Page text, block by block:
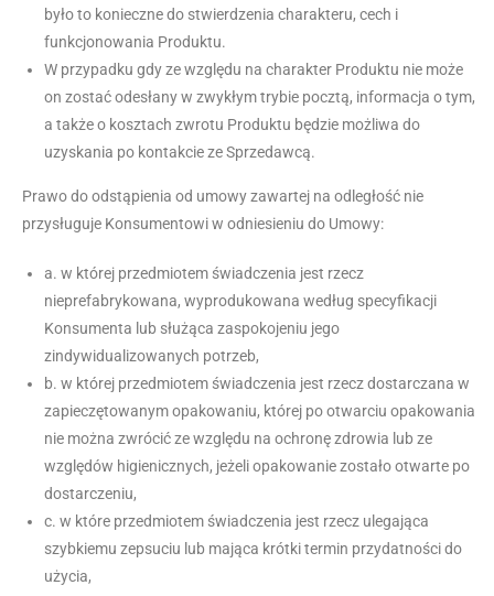
było to konieczne do stwierdzenia charakteru, cech i
funkcjonowania Produktu.
W przypadku gdy ze względu na charakter Produktu nie może
on zostać odesłany w zwykłym trybie pocztą, informacja o tym,
a także o kosztach zwrotu Produktu będzie możliwa do
uzyskania po kontakcie ze Sprzedawcą.
Prawo do odstąpienia od umowy zawartej na odległość nie
przysługuje Konsumentowi w odniesieniu do Umowy:
a. w której przedmiotem świadczenia jest rzecz
nieprefabrykowana, wyprodukowana według specyfikacji
Konsumenta lub służąca zaspokojeniu jego
zindywidualizowanych potrzeb,
b. w której przedmiotem świadczenia jest rzecz dostarczana w
zapieczętowanym opakowaniu, której po otwarciu opakowania
nie można zwrócić ze względu na ochronę zdrowia lub ze
względów higienicznych, jeżeli opakowanie zostało otwarte po
dostarczeniu,
c. w które przedmiotem świadczenia jest rzecz ulegająca
szybkiemu zepsuciu lub mająca krótki termin przydatności do
użycia,